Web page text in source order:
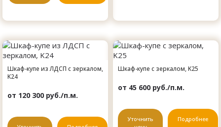
Шкаф-купе из ЛДСП с зеркалом,
K24
от 120 300 руб./п.м.
Шкаф-купе с зеркалом, K25
от 45 600 руб./п.м.
Уточнить
Подробнее